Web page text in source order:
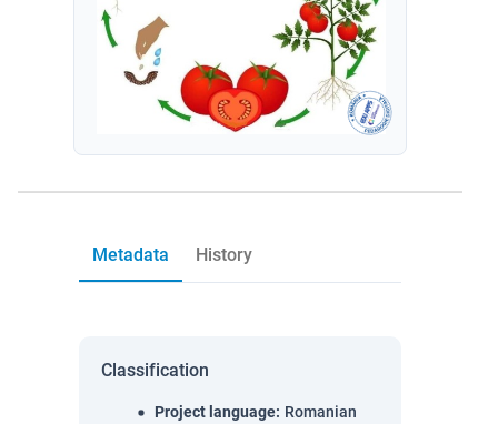
Metadata History
Classification
Project language: Romanian